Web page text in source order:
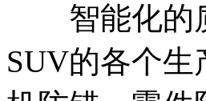
智能化的质
SUV的各个